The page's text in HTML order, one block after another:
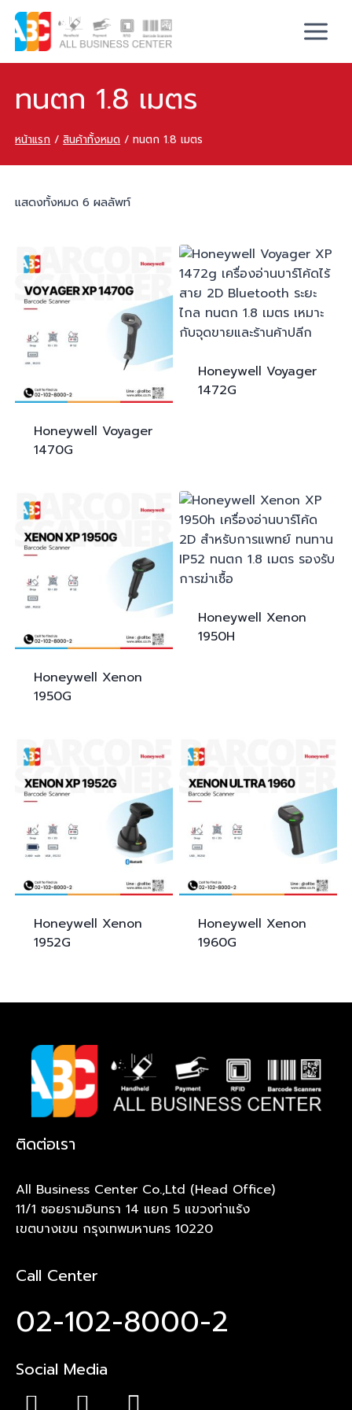
ทนตก 1.8 เมตร
หน้าแรก / สินค้าทั้งหมด / ทนตก 1.8 เมตร
แสดงทั้งหมด 6 ผลลัพท์
Honeywell Voyager
1470G
Honeywell Voyager
1472G
Honeywell Xenon
1950G
Honeywell Xenon
1950H
Honeywell Xenon
1952G
Honeywell Xenon
1960G
ติดต่อเรา
All Business Center Co.,Ltd (Head Office)
11/1 ซอยรามอินทรา 14 แยก 5 แขวงท่าแร้ง
เขตบางเขน กรุงเทพมหานคร 10220
Call Center
02-102-8000-2
Social Media